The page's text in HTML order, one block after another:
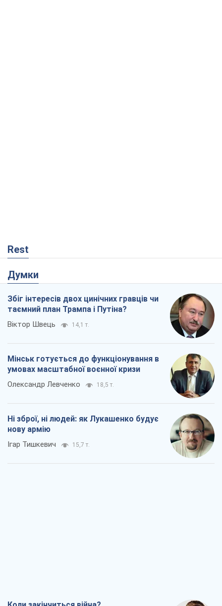
Rest
Думки
Збіг інтересів двох цинічних гравців чи
таємний план Трампа і Путіна?
Віктор Швець 14,1 т.
Мінськ готується до функціонування в
умовах масштабної воєнної кризи
Олександр Левченко 18,5 т.
Ні зброї, ні людей: як Лукашенко будує
нову армію
Ігар Тишкевич 15,7 т.